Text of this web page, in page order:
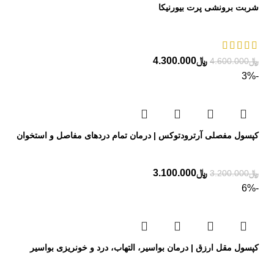
شربت برونشی پرت بیورنیکا
﷼4.600.000 ﷼4.300.000
-3%
کپسول مفصلی آرترودتوکس | درمان تمام دردهای مفاصل و استخوان
﷼3.200.000 ﷼3.100.000
-6%
کپسول مقل ارزق | درمان بواسیر، التهاب، درد و خونریزی بواسیر